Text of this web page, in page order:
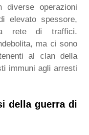
diverse operazioni
elevato spessore,
rete di traffici.
ma ci sono
al clan della
immuni agli arresti
della guerra di